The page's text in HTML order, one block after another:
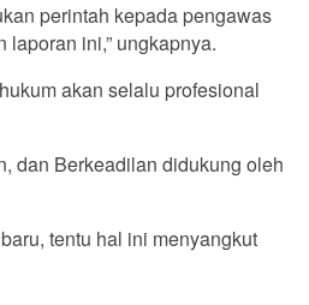
perintah kepada pengawas
ini,” ungkapnya.
akan selalu profesional
dan Berkeadilan didukung oleh
tentu hal ini menyangkut